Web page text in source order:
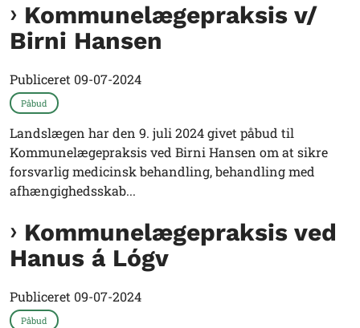
Kommunelægepraksis v/
Birni Hansen
Publiceret 09-07-2024
Påbud
Landslægen har den 9. juli 2024 givet påbud til
Kommunelægepraksis ved Birni Hansen om at sikre
forsvarlig medicinsk behandling, behandling med
afhængighedsskab...
Kommunelægepraksis ved
Hanus á Lógv
Publiceret 09-07-2024
Påbud